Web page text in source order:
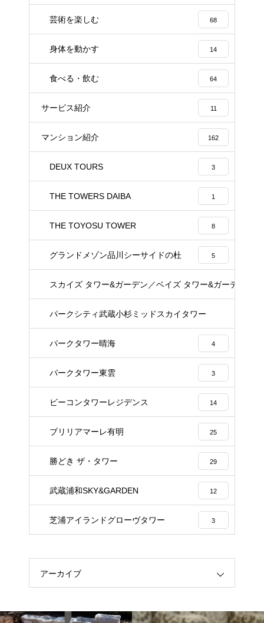
芸術を楽しむ 68
身体を動かす 14
食べる・飲む 64
サービス紹介 11
マンション紹介 162
DEUX TOURS 3
THE TOWERS DAIBA 1
THE TOYOSU TOWER 8
グランドメゾン品川シーサイドの杜 5
スカイズ タワー&ガーデン／ベイズ タワー&ガーデン
パークシティ武蔵小杉ミッドスカイタワー
パークタワー晴海 4
パークタワー東雲 3
ビーコンタワーレジデンス 14
ブリリアマーレ有明 25
勝どき ザ・タワー 29
武蔵浦和SKY&GARDEN 12
芝浦アイランドグローヴタワー 3
アーカイブ